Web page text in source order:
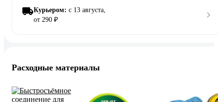
Курьером: c 13 августа,
от 290 ₽
Расходные материалы